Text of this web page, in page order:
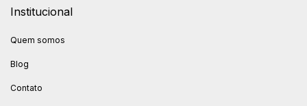
Institucional
Quem somos
Blog
Contato